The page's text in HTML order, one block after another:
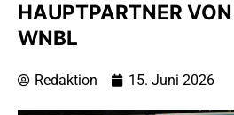
HAUPTPARTNER
WNBL
Redaktion 15. Juni 2026